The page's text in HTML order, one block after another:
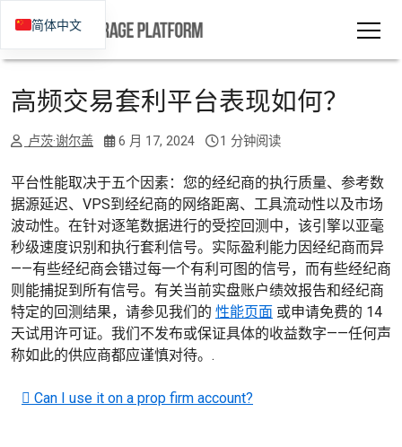
高频交易套利平台表现如何？
卢茨·谢尔盖 6 月 17, 2024 1 分钟阅读
平台性能取决于五个因素：您的经纪商的执行质量、参考数
据源延迟、VPS到经纪商的网络距离、工具流动性以及市场
波动性。在针对逐笔数据进行的受控回测中，该引擎以亚毫
秒级速度识别和执行套利信号。实际盈利能力因经纪商而异
——有些经纪商会错过每一个有利可图的信号，而有些经纪商
则能捕捉到所有信号。有关当前实盘账户绩效报告和经纪商
特定的回测结果，请参见我们的 性能页面 或申请免费的 14
天试用许可证。我们不发布或保证具体的收益数字——任何声
称如此的供应商都应谨慎对待。.
邮政导航
Can I use it on a prop firm account?
简体中文